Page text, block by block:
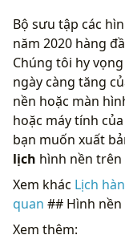
Bộ sưu tập các
năm 2020 hàng
Chúng tôi hy
ngày càng tăng
nền hoặc màn
hoặc máy tính
bạn muốn xuất
lịch hình nền
Xem khác Lịch
quan ## Hình nền
Xem thêm: